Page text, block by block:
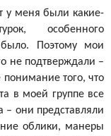
у меня были какие-
особенного
Поэтому мои
не подтверждали –
того, что
в моей группе все
– они представляли
облики, манеры